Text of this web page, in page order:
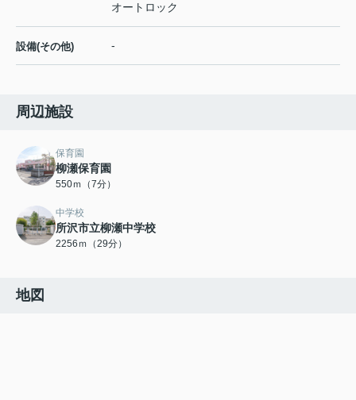
オートロック
設備(その他) -
周辺施設
保育園
柳瀬保育園
550ｍ（7分）
中学校
所沢市立柳瀬中学校
2256ｍ（29分）
地図